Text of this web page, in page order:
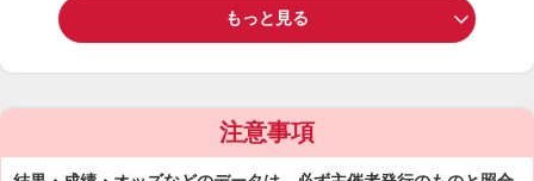
もっと見る
注意事項